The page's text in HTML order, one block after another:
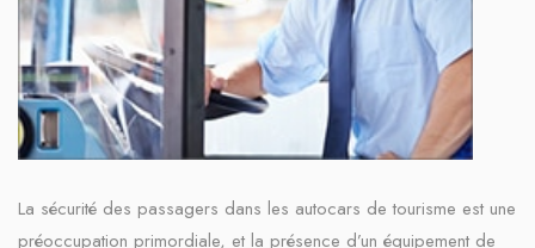
La sécurité des passagers dans les autocars de tourisme est une
préoccupation primordiale, et la présence d’un équipement de